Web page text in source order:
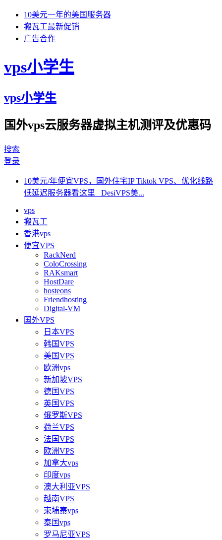
10美元一年的美国服务器
搬瓦工最新促销
广告合作
vps小学生
vps小学生
国外vps云服务器虚拟主机测评及优惠码
搜索
登录
10美元/年便宜VPS，国外住宅IP Tiktok VPS、优化线路
低延迟服务器看这里 DesiVPS美...
vps
搬瓦工
香港vps
便宜VPS
RackNerd
ColoCrossing
RAKsmart
HostDare
hosteons
Friendhosting
Digital-VM
国外VPS
日本VPS
韩国VPS
美国VPS
欧洲vps
新加坡VPS
德国VPS
英国VPS
俄罗斯VPS
荷兰VPS
法国VPS
欧洲VPS
加拿大vps
印度vps
澳大利亚VPS
越南VPS
柬埔寨vps
泰国vps
罗马尼亚VPS